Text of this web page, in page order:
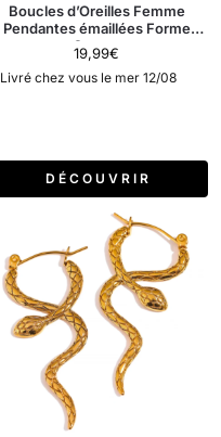
Boucles d’Oreilles Femme
Pendantes émaillées Forme
Goutte
19,99€
Livré chez vous le mer 12/08
D É C O U V R I R